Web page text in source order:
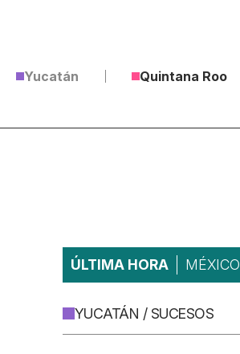
Yucatán Quintana Roo
ÚLTIMA HORA MÉXICO
YUCATÁN / SUCESOS